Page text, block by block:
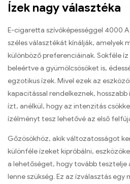
Ízek nagy választéka
E-cigaretta szívóképességgel 4000
széles választékát kínálják, amelyek
különböző preferenciáinak. Sokféle
beleértve a gyümölcsösöket is,
egzotikus ízek. Mivel ezek az
kapacitással rendelkeznek,
ízt, anélkül, hogy az intenzitás
ízélményt tesz lehetővé az első
Gőzösökhöz, akik változatosságot
különféle ízeket kipróbálni,
a lehetőséget, hogy tovább
lenne szükség. Ez az ízválasztás egy